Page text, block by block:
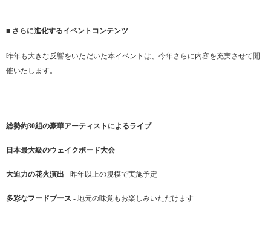
■ さらに進化するイベントコンテンツ
昨年も大きな反響をいただいた本イベントは、今年さらに内容を充実させて開
催いたします。
総勢約30組の豪華アーティストによるライブ
日本最大級のウェイクボード大会
大迫力の花火演出 - 昨年以上の規模で実施予定
多彩なフードブース - 地元の味覚もお楽しみいただけます